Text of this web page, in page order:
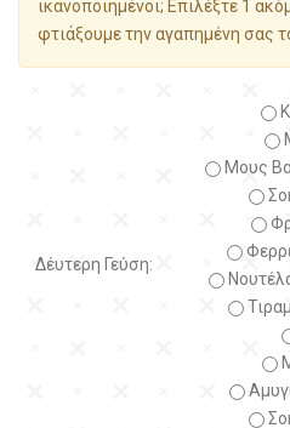
ικανοποιημένοι; Επιλέξτε 1
φτιάξουμε την αγαπημένη σας
Δέυτερη Γεύση:
Μους